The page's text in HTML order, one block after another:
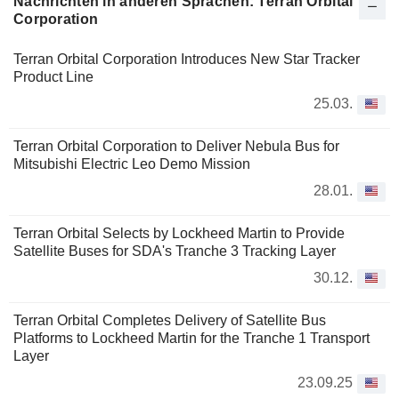
Corporation
Terran Orbital Corporation Introduces New Star Tracker
Product Line
25.03.
Terran Orbital Corporation to Deliver Nebula Bus for
Mitsubishi Electric Leo Demo Mission
28.01.
Terran Orbital Selects by Lockheed Martin to Provide
Satellite Buses for SDA's Tranche 3 Tracking Layer
30.12.
Terran Orbital Completes Delivery of Satellite Bus
Platforms to Lockheed Martin for the Tranche 1 Transport
Layer
23.09.25
sichert sowie die Aktivitäten im Vorfeld des Starts im Namen
betreibt und liefert Informationen von Satelliten, die sich im
Auftrag von Kunden im Orbit befinden.